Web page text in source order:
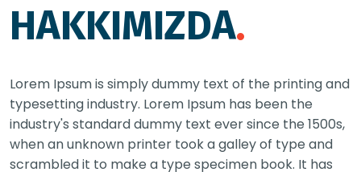
HAKKIMIZDA.
Lorem Ipsum is simply dummy text of the printing and
typesetting industry. Lorem Ipsum has been the
industry's standard dummy text ever since the 1500s,
when an unknown printer took a galley of type and
scrambled it to make a type specimen book. It has